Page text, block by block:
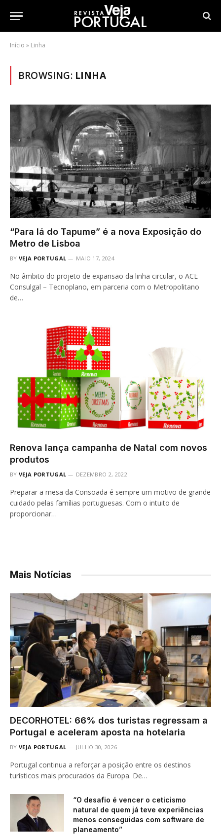
Início » Linha
BROWSING: LINHA
“Para lá do Tapume” é a nova Exposição do
Metro de Lisboa
BY VEJA PORTUGAL MAIO 17, 2024
No âmbito do projeto de expansão da linha circular, o ACE
Consulgal – Tecnoplano, em parceria com o Metropolitano
de…
Renova lança campanha de Natal com novos
produtos
BY VEJA PORTUGAL DEZEMBRO 2, 2022
Preparar a mesa da Consoada é sempre um motivo de grande
cuidado pelas famílias portuguesas. Com o intuito de
proporcionar…
Mais Notícias
DECORHOTEL: 66% dos turistas regressam a
Portugal e aceleram aposta na hotelaria
BY VEJA PORTUGAL JULHO 30, 2026
Portugal continua a reforçar a posição entre os destinos
turísticos mais procurados da Europa. De…
“O desafio é vencer o ceticismo
natural de quem já teve experiências
menos conseguidas com software de
planeamento”